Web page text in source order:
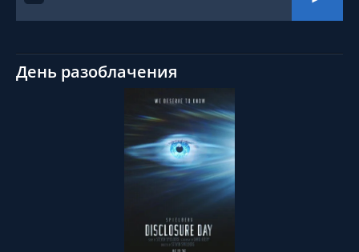
День разоблачения
СМОТРЕТЬ ОНЛАЙН